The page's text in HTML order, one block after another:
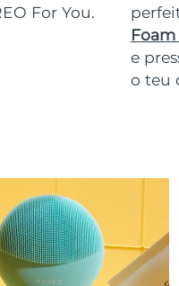
For You.
Foam
e
o teu